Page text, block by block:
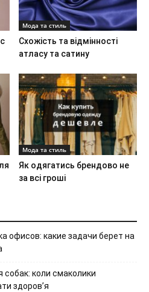
Мода та стиль
Схожість та відмінності
атласу та сатину
Мода та стиль
Як одягатись брендово не
за всі гроші
офисов: какие задачи берет на
собак: коли смаколики
здоров’я